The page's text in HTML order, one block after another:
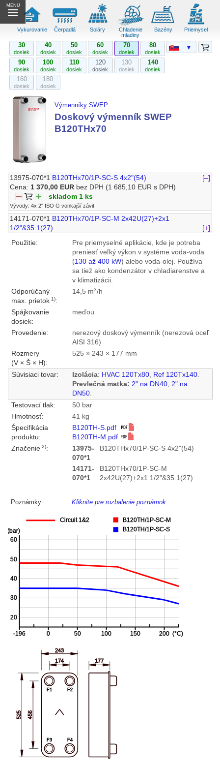
MENU
Vykurovanie Čerpadlá Soláry
Chladenie
mladiny
Bazény Priemysel
30
dosiek
40
dosiek
50
dosiek
60
dosiek
70
dosiek
80
dosiek
90
dosiek
100
dosiek
110
dosiek
120
dosiek
130
dosiek
140
dosiek
160
dosiek
180
dosiek
Výmenníky SWEP
Doskový výmenník SWEP
B120THx70
13975-070*1 B120THx70/1P-SC-S 4x2"(54)
[–]
Cena: 1 370,00 EUR bez DPH (1 685,10 EUR s DPH)
skladom 1 ks
Vývody: 4x 2" ISO G vonkajší závit
14171-070*1 B120THx70/1P-SC-M 2x42U(27)+2x1
1/2"&35.1(27)
[+]
Použitie:
Pre priemyselné aplikácie, kde je potreba
preniesť veľký výkon v systéme voda-voda
(130 až 400 kW) alebo voda-olej. Používa
sa tiež ako kondenzátor v chladiarenstve a
v klimatizácii.
Odporúčaný
max. prietok1):
14,5 m3/h
Spájkovanie
dosiek:
meďou
Provedenie:
nerezový doskový výmenník (nerezová oceľ
AISI 316)
Rozmery
(V × Š × H):
525 × 243 × 177 mm
Súvisiaci tovar: Izolácia: HVAC 120Tx80, Ref 120Tx140.
Prevlečná matka: 2" na DN40, 2" na
DN50.
Testovací tlak:
50 bar
Hmotnosť:
41 kg
Špecifikácia
produktu:
B120TH-S.pdf
B120TH-M.pdf
Značenie 2):
13975-
070*1
B120THx70/1P-SC-S 4x2"(54)
14171-
070*1
B120THx70/1P-SC-M
2x42U(27)+2x1 1/2"&35.1(27)
Poznámky: Kliknite pre rozbalenie poznámok
▼